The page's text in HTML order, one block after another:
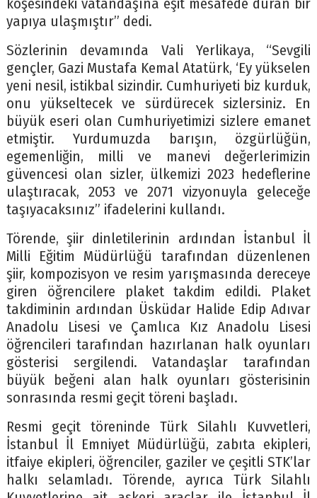
köşesindeki vatandaşına eşit mesafede duran bir
yapıya ulaşmıştır” dedi.
Sözlerinin devamında Vali Yerlikaya, “Sevgili
gençler, Gazi Mustafa Kemal Atatürk, ‘Ey yükselen
yeni nesil, istikbal sizindir. Cumhuriyeti biz kurduk,
onu yükseltecek ve sürdürecek sizlersiniz. En
büyük eseri olan Cumhuriyetimizi sizlere emanet
etmiştir. Yurdumuzda barışın, özgürlüğün,
egemenliğin, milli ve manevi değerlerimizin
güvencesi olan sizler, ülkemizi 2023 hedeflerine
ulaştıracak, 2053 ve 2071 vizyonuyla geleceğe
taşıyacaksınız” ifadelerini kullandı.
Törende, şiir dinletilerinin ardından İstanbul İl
Milli Eğitim Müdürlüğü tarafından düzenlenen
şiir, kompozisyon ve resim yarışmasında dereceye
giren öğrencilere plaket takdim edildi. Plaket
takdiminin ardından Üsküdar Halide Edip Adıvar
Anadolu Lisesi ve Çamlıca Kız Anadolu Lisesi
öğrencileri tarafından hazırlanan halk oyunları
gösterisi sergilendi. Vatandaşlar tarafından
büyük beğeni alan halk oyunları gösterisinin
sonrasında resmi geçit töreni başladı.
Resmi geçit töreninde Türk Silahlı Kuvvetleri,
İstanbul İl Emniyet Müdürlüğü, zabıta ekipleri,
itfaiye ekipleri, öğrenciler, gaziler ve çeşitli STK’lar
halkı selamladı. Törende, ayrıca Türk Silahlı